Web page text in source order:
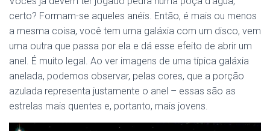
certo? Formam-se aqueles anéis. Então, é mais ou menos
a mesma coisa, você tem uma galáxia com um disco, vem
uma outra que passa por ela e dá esse efeito de abrir um
anel. É muito legal. Ao ver imagens de uma típica galáxia
anelada, podemos observar, pelas cores, que a porção
azulada representa justamente o anel – essas são as
estrelas mais quentes e, portanto, mais jovens.